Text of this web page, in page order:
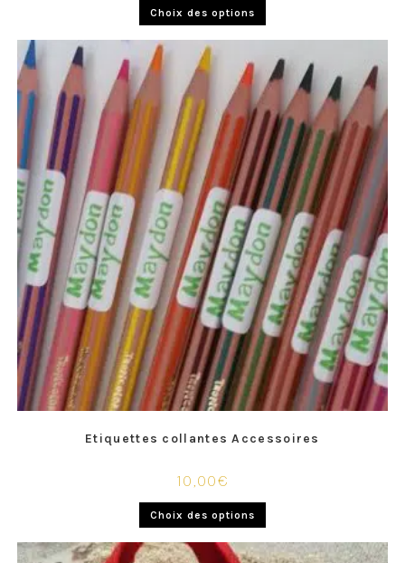
Choix des options
Etiquettes collantes Accessoires
10,00€
Choix des options